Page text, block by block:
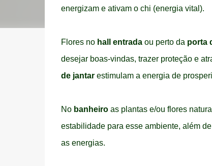
energizam e ativam o chi (energia vital).
Flores no hall entrada ou perto da porta
desejar boas-vindas, trazer proteção e
de jantarestimulam a energia de
No banheiro as plantas e/ou flores
estabilidade para esse ambiente, além
as energias.